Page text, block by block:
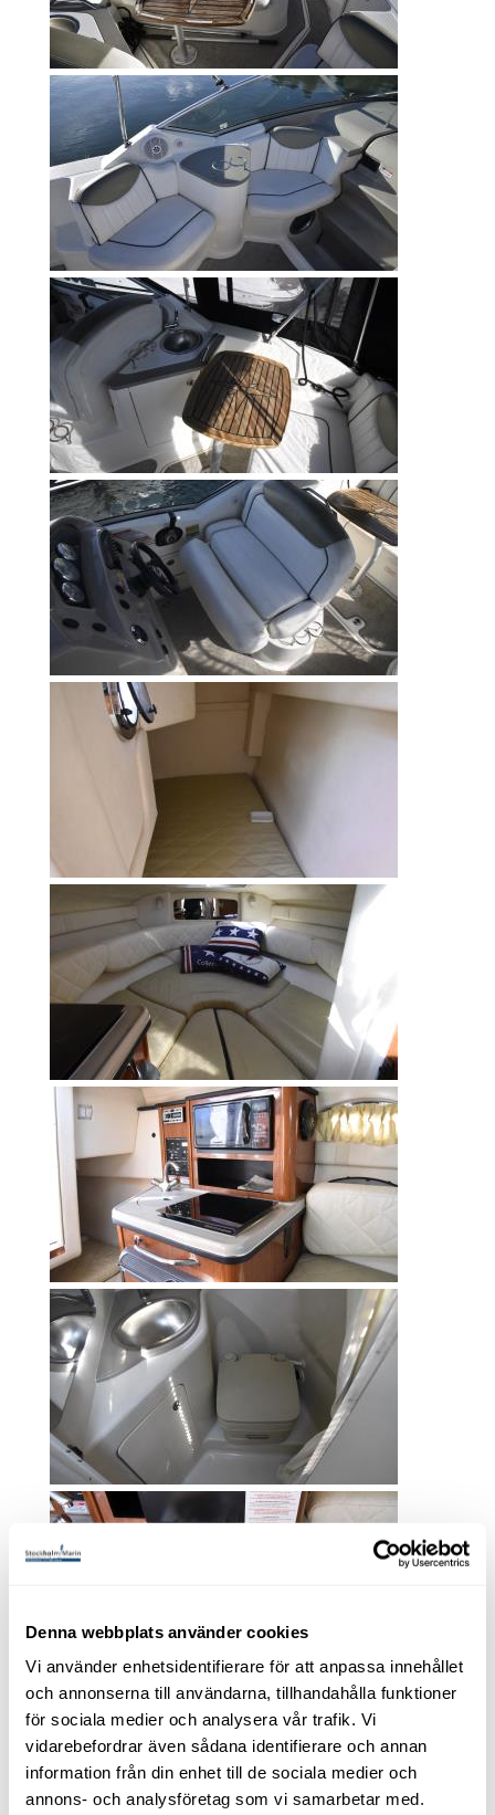
Denna webbplats använder cookies
Vi använder enhetsidentifierare för att anpassa innehållet
och annonserna till användarna, tillhandahålla funktioner
för sociala medier och analysera vår trafik. Vi
vidarebefordrar även sådana identifierare och annan
information från din enhet till de sociala medier och
annons- och analysföretag som vi samarbetar med.